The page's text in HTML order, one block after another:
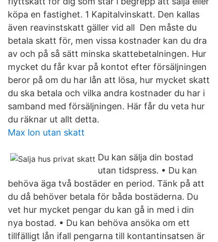
köpa en fastighet. 1 Kapitalvinskatt. Den kallas
även reavinstskatt gäller vid all Den måste du
betala skatt för, men vissa kostnader kan du dra
av och på så sätt minska skattebetalningen. Hur
mycket du får kvar på kontot efter försäljningen
beror på om du har lån att lösa, hur mycket skatt
du ska betala och vilka andra kostnader du har i
samband med försäljningen. Här får du veta hur
du räknar ut allt detta.
Max lon utan skatt
Du kan sälja din bostad
utan tidspress. • Du kan
behöva äga två bostäder en period. Tänk på att
du då behöver betala för båda bostäderna. Du
vet hur mycket pengar du kan gå in med i din
nya bostad. • Du kan behöva ansöka om ett
tillfälligt lån ifall pengarna till kontantinsatsen är